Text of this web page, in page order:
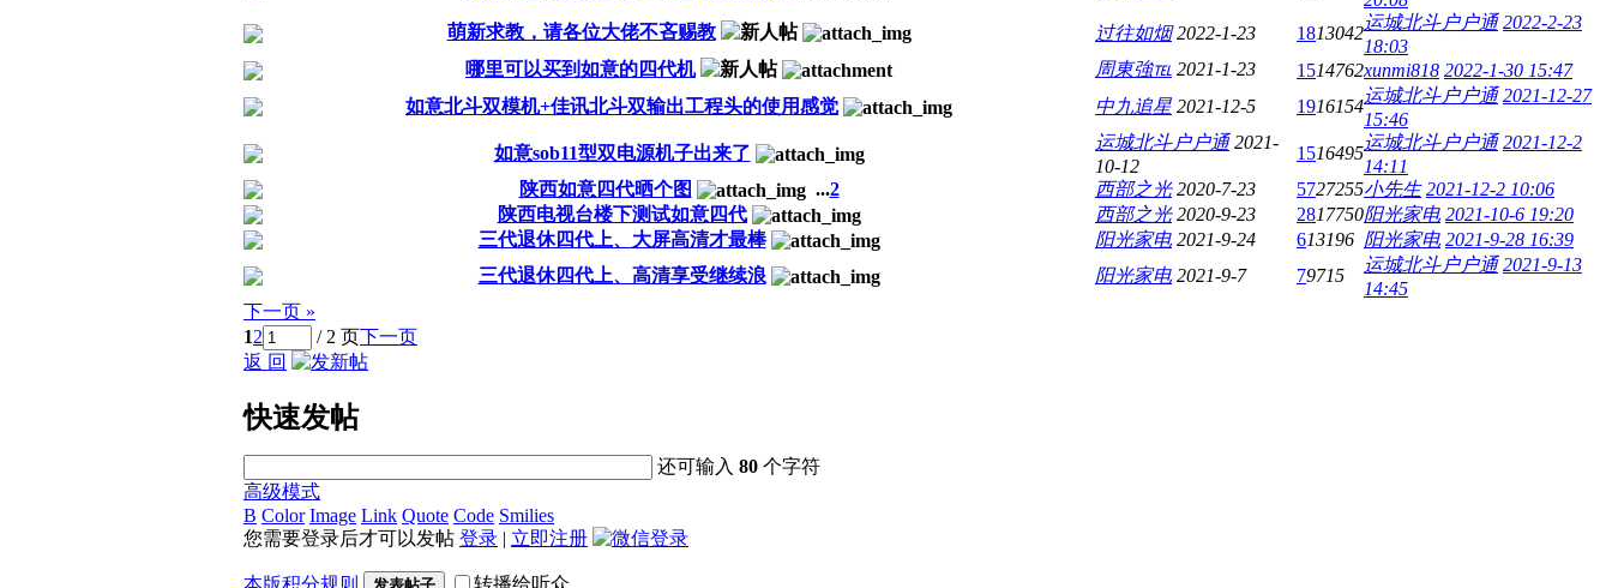
萌新求教，请各位大佬不吝赐教
过往如烟 2022-1-23 1813042
运城北斗户户通 2022-2-23
18:03
哪里可以买到如意的四代机
周東強℡ 2021-1-23 1514762xunmi818 2022-1-30 15:47
如意北斗双模机+佳讯北斗双输出工程头的使用感觉
中九追星 2021-12-5 1916154
运城北斗户户通 2021-12-27
15:46
如意sob11型双电源机子出来了
运城北斗户户通 2021-
10-12
1516495
运城北斗户户通 2021-12-2
14:11
陕西如意四代晒个图
...2 西部之光 2020-7-23 5727255小先生 2021-12-2 10:06
陕西电视台楼下测试如意四代
西部之光 2020-9-23 2817750阳光家电 2021-10-6 19:20
三代退休四代上、大屏高清才最棒
阳光家电 2021-9-24 613196 阳光家电 2021-9-28 16:39
三代退休四代上、高清享受继续浪
阳光家电 2021-9-7 79715
运城北斗户户通 2021-9-13
14:45
下一页 »
12 / 2 页下一页
返 回
快速发帖
还可输入80 个字符
高级模式
B Color Image Link Quote Code Smilies
您需要登录后才可以发帖 登录 | 立即注册